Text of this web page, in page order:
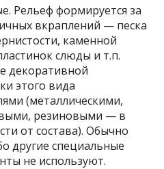
Рельеф формируется за
вкраплений — песка
каменной
слюды и т.п.
декоративной
этого вида
(металлическими,
резиновыми — в
от состава). Обычно
другие специальные
не используют.